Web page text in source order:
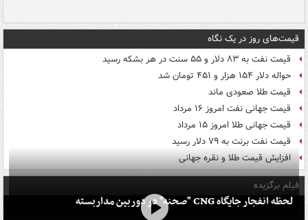
قیمت‌های روز در یک نگاه
قیمت نفت به ۸۳ دلار و ۵۵ سنت در هر بشکه رسید
حواله دلار ۱۵۴ هزار و ۴۵۱ تومان شد
قیمت طلا صعودی ماند
قیمت جهانی نفت امروز ۱۶ مرداد
قیمت جهانی طلا امروز ۱۵ مرداد
قیمت نفت برنت به ۷۹ دلار رسید
افزایش قیمت طلا و نقره جهانی
فیلم برگزیده
لحظه انفجار جایگاه CNG "صحنه" در دوربین مداربسته